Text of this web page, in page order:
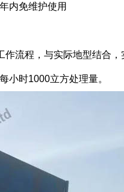
内免维护使用
作流程，与实际地型结合
小时1000立方处理量。